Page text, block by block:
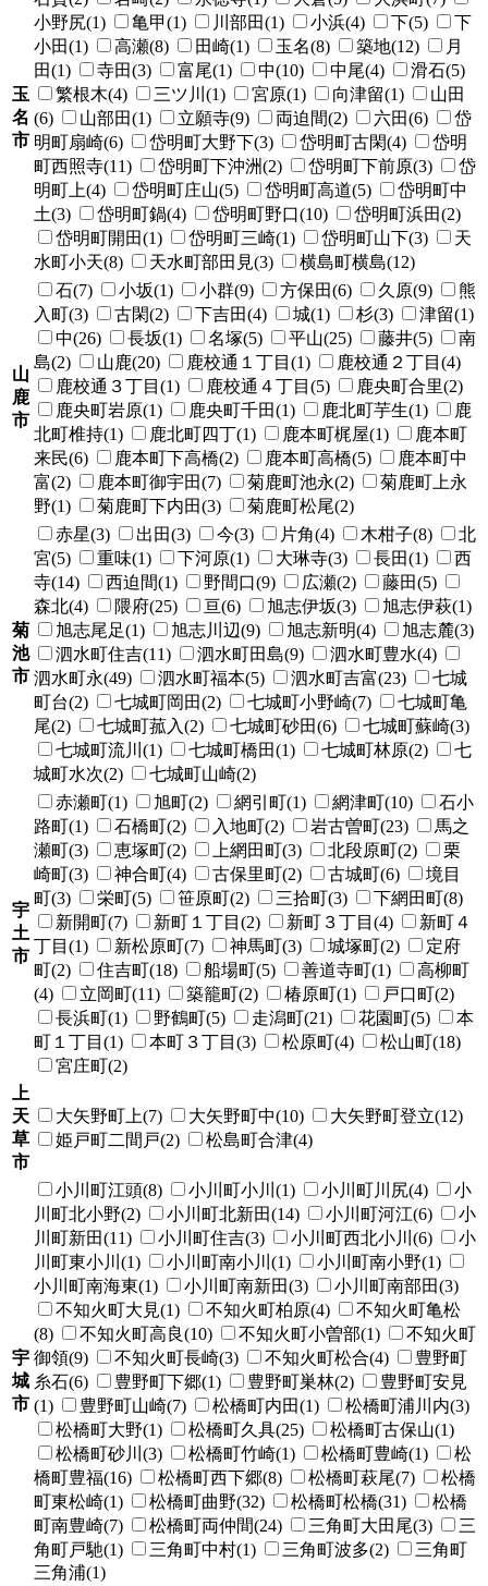
玉
名
市
小野尻(1)
亀甲(1) 川部田(1) 小浜(4) 下(5)
下
小田(1)
高瀬(8) 田崎(1) 玉名(8) 築地(12)
月
田(1)
寺田(3) 富尾(1) 中(10) 中尾(4)
滑石(5)
繁根木(4)
三ツ川(1) 宮原(1) 向津留(1)
山田
(6)
山部田(1) 立願寺(9) 両迫間(2) 六田(6)
岱
明町扇崎(6)
岱明町大野下(3) 岱明町古閑(4)
岱明
町西照寺(11)
岱明町下沖洲(2) 岱明町下前原(3)
岱
明町上(4)
岱明町庄山(5) 岱明町高道(5)
岱明町中
土(3)
岱明町鍋(4) 岱明町野口(10)
岱明町浜田(2)
岱明町開田(1)
岱明町三崎(1) 岱明町山下(3)
天
水町小天(8)
天水町部田見(3) 横島町横島(12)
山
鹿
市
石(7) 小坂(1) 小群(9) 方保田(6) 久原(9)
熊
入町(3)
古閑(2) 下吉田(4) 城(1) 杉(3)
津留(1)
中(26)
長坂(1) 名塚(5) 平山(25) 藤井(5)
南
島(2)
山鹿(20) 鹿校通１丁目(1)
鹿校通２丁目(4)
鹿校通３丁目(1)
鹿校通４丁目(5)
鹿央町合里(2)
鹿央町岩原(1)
鹿央町千田(1) 鹿北町芋生(1)
鹿
北町椎持(1)
鹿北町四丁(1) 鹿本町梶屋(1)
鹿本町
来民(6)
鹿本町下高橋(2) 鹿本町高橋(5)
鹿本町中
富(2)
鹿本町御宇田(7) 菊鹿町池永(2)
菊鹿町上永
野(1)
菊鹿町下内田(3) 菊鹿町松尾(2)
菊
池
市
赤星(3) 出田(3) 今(3) 片角(4) 木柑子(8)
北
宮(5)
重味(1) 下河原(1) 大琳寺(3) 長田(1)
西
寺(14)
西迫間(1) 野間口(9) 広瀬(2)
藤田(5)
森北(4)
隈府(25) 亘(6) 旭志伊坂(3)
旭志伊萩(1)
旭志尾足(1)
旭志川辺(9) 旭志新明(4)
旭志麓(3)
泗水町住吉(11)
泗水町田島(9)
泗水町豊水(4)
泗水町永(49)
泗水町福本(5) 泗水町吉富(23)
七城
町台(2)
七城町岡田(2) 七城町小野崎(7)
七城町亀
尾(2)
七城町菰入(2) 七城町砂田(6)
七城町蘇崎(3)
七城町流川(1)
七城町橋田(1) 七城町林原(2)
七
城町水次(2)
七城町山崎(2)
宇
土
市
赤瀬町(1) 旭町(2) 網引町(1) 網津町(10)
石小
路町(1)
石橋町(2) 入地町(2) 岩古曽町(23)
馬之
瀬町(3)
恵塚町(2) 上網田町(3) 北段原町(2)
栗
崎町(3)
神合町(4) 古保里町(2) 古城町(6)
境目
町(3)
栄町(5) 笹原町(2) 三拾町(3)
下網田町(8)
新開町(7)
新町１丁目(2) 新町３丁目(4)
新町４
丁目(1)
新松原町(7) 神馬町(3) 城塚町(2)
定府
町(2)
住吉町(18) 船場町(5) 善道寺町(1)
高柳町
(4)
立岡町(11) 築籠町(2) 椿原町(1)
戸口町(2)
長浜町(1)
野鶴町(5) 走潟町(21) 花園町(5)
本
町１丁目(1)
本町３丁目(3) 松原町(4)
松山町(18)
宮庄町(2)
上
天
草
市
大矢野町上(7) 大矢野町中(10)
大矢野町登立(12)
姫戸町二間戸(2)
松島町合津(4)
宇
城
市
小川町江頭(8) 小川町小川(1) 小川町川尻(4)
小
川町北小野(2)
小川町北新田(14) 小川町河江(6)
小
川町新田(11)
小川町住吉(3) 小川町西北小川(6)
小
川町東小川(1)
小川町南小川(1)
小川町南小野(1)
小川町南海東(1)
小川町南新田(3)
小川町南部田(3)
不知火町大見(1)
不知火町柏原(4)
不知火町亀松
(8)
不知火町高良(10) 不知火町小曽部(1)
不知火町
御領(9)
不知火町長崎(3) 不知火町松合(4)
豊野町
糸石(6)
豊野町下郷(1) 豊野町巣林(2)
豊野町安見
(1)
豊野町山崎(7) 松橋町内田(1)
松橋町浦川内(3)
松橋町大野(1)
松橋町久具(25)
松橋町古保山(1)
松橋町砂川(3)
松橋町竹崎(1) 松橋町豊崎(1)
松
橋町豊福(16)
松橋町西下郷(8) 松橋町萩尾(7)
松橋
町東松崎(1)
松橋町曲野(32) 松橋町松橋(31)
松橋
町南豊崎(7)
松橋町両仲間(24) 三角町大田尾(3)
三
角町戸馳(1)
三角町中村(1) 三角町波多(2)
三角町
三角浦(1)